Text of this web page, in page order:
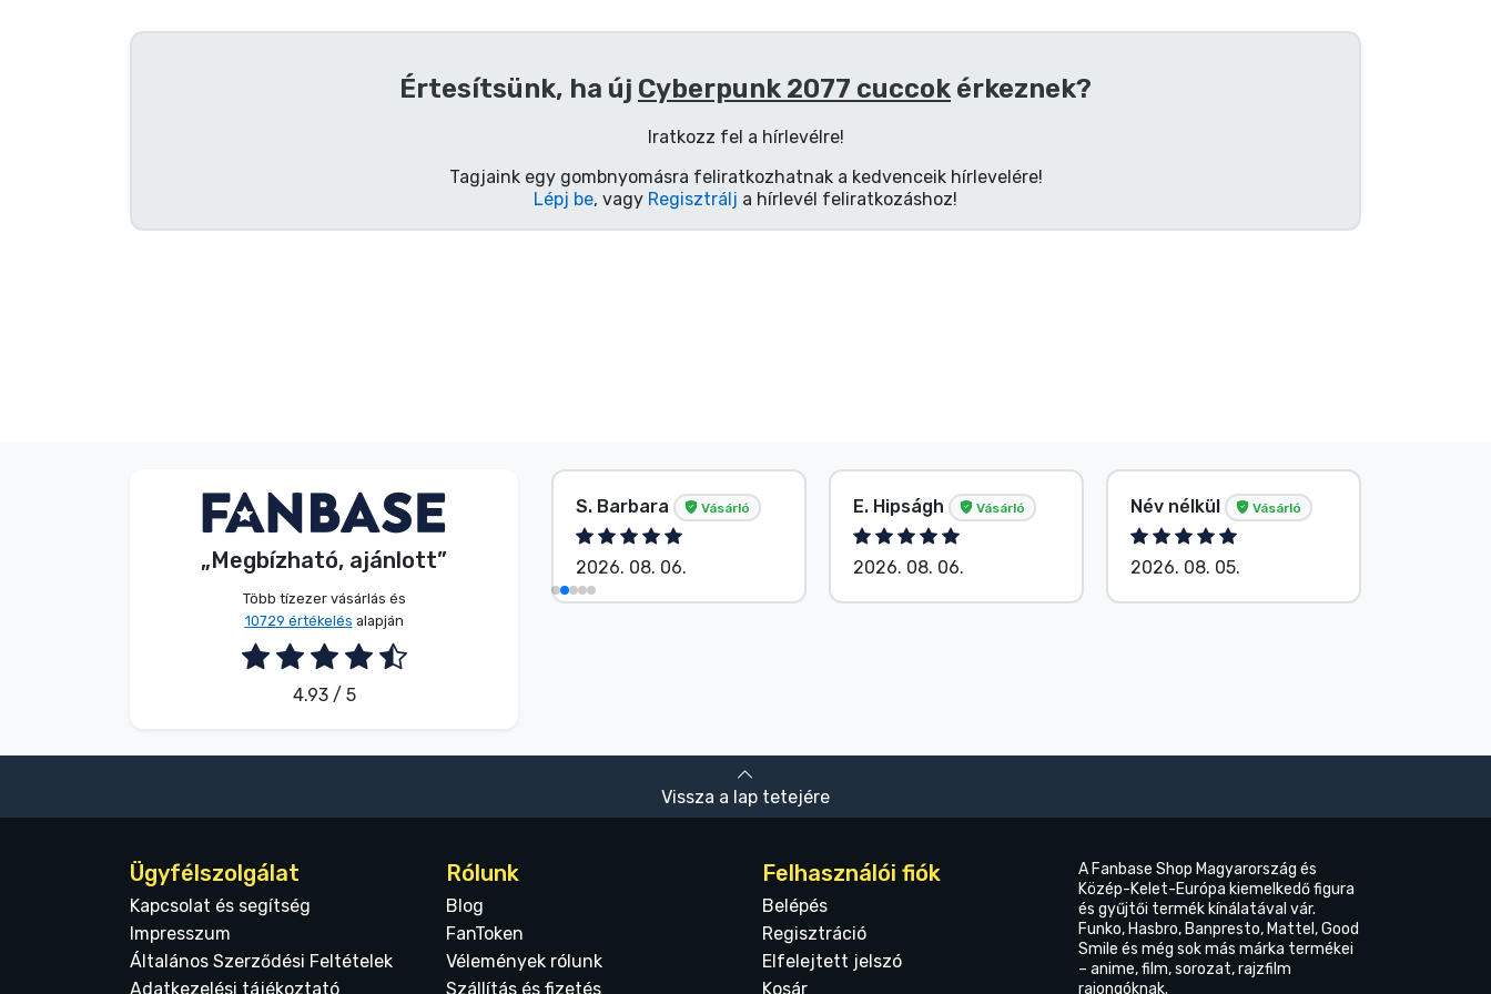
Értesítsünk, ha új Cyberpunk 2077 cuccok érkeznek?
Iratkozz fel a hírlevélre!
Tagjaink egy gombnyomásra feliratkozhatnak a kedvenceik hírlevelére!
Lépj be, vagy Regisztrálj a hírlevél feliratkozáshoz!
„Megbízható, ajánlott”
Több tízezer vásárlás és
10729 értékelés alapján
4.93 / 5
V. Éva Vásárló
2026. 08. 06.
S. Barbara Vásárló
2026. 08. 06.
E. Hipságh Vásárló
2026. 08. 06.
Név nélkül Vásárló
2026. 08. 05.
Vissza a lap tetejére
Ügyfélszolgálat
Kapcsolat és segítség
Impresszum
Általános Szerződési Feltételek
Adatkezelési tájékoztató
Rólunk
Blog
FanToken
Vélemények rólunk
Szállítás és fizetés
Felhasználói fiók
Belépés
Regisztráció
Elfelejtett jelszó
Kosár
A Fanbase Shop Magyarország és
Közép-Kelet-Európa kiemelkedő figura
és gyűjtői termék kínálatával vár.
Funko, Hasbro, Banpresto, Mattel, Good
Smile és még sok más márka termékei
– anime, film, sorozat, rajzfilm
rajongóknak.